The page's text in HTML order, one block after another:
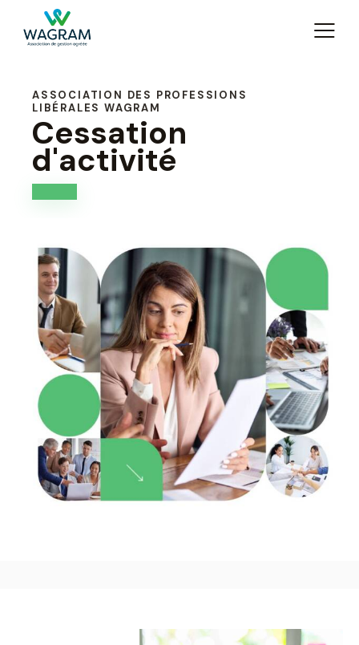
ASSOCIATION DES PROFESSIONS
LIBÉRALES WAGRAM
Cessation
d'activité